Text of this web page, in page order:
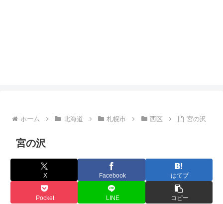
ホーム 北海道 札幌市 西区 宮の沢
宮の沢
X Facebook はてブ
Pocket LINE コピー